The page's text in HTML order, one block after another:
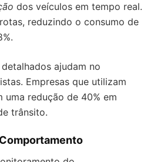
dos veículos em tempo real.
reduzindo o consumo de
ajudam no
Empresas que utilizam
uma redução de 40% em
trânsito.